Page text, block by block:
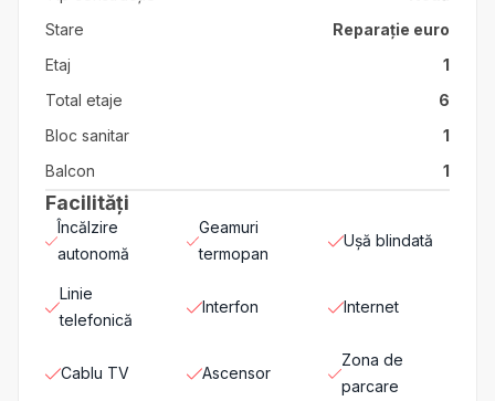
Stare
Reparație euro
Etaj
1
Total etaje
6
Bloc sanitar
1
Balcon
1
Facilități
Încălzire
autonomă
Geamuri
termopan
Ușă blindată
Linie
telefonică
Interfon Internet
Cablu TV Ascensor
Zona de
parcare